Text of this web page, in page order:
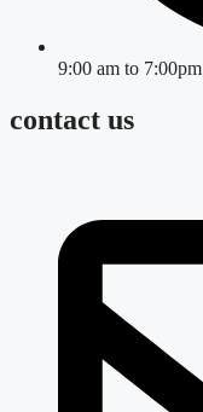
9:00 am to 7:00pm
contact us